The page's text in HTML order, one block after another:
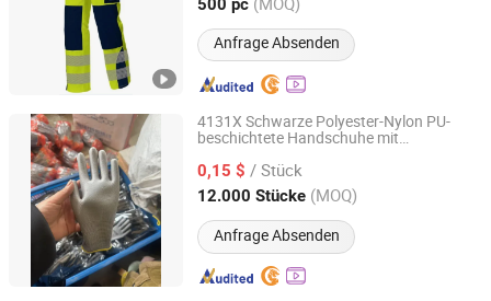
500 pc
Anfrage Absenden
4131X Schwarze Polyester-Nylon PU-
beschichtete Handschuhe mit
Arbeitshandschuhe für Montage,
schützende
Sicherheitsarbeitshandschuhe
0,15 $ / Stück
12.000 Stücke (MOQ)
Anfrage Absenden
Qingdao Ally Trust Industry Co., Ltd.
Shandong, China Seit 2017